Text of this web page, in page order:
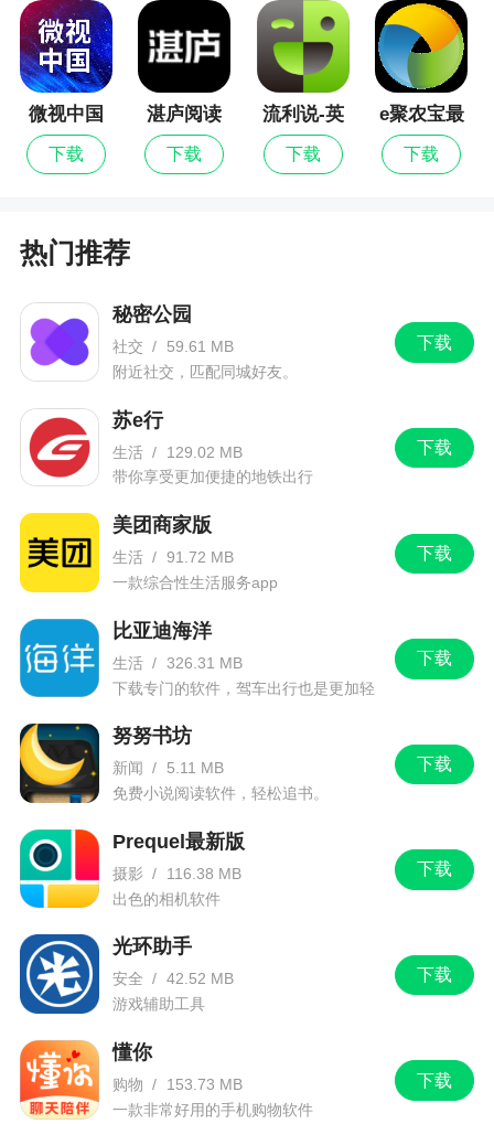
「语音评论」表达不止文字，用语音传递听歌
心情
「音效调音台」随心调节歌曲更多风格，保存
调音一键畅听
===往期更新====
细节更清晰
器邀你体验
「听书页」动态封面高燃片段，找书听书更沉
「歌词页」轻盈系列视觉焕新，灵动歌词质感
升级
微视中国
下载
湛庐阅读
下载
流利说-英
语
下载
e聚农宝最
新版
下载
热门推荐
下载
秘密公园
社交 /
59.61 MB
附近社交，匹配同城好友。
下载
苏e行
生活 /
129.02 MB
带你享受更加便捷的地铁出行
下载
美团商家版
生活 / 91.72 MB
一款综合性生活服务app
下载
比亚迪海洋
生活 / 326.31 MB
下载专门的软件，驾车出行也是更加轻
下载
努努书坊
新闻 /
5.11 MB
免费小说阅读软件，轻松追书。
下载
Prequel最新版
摄影 /
116.38 MB
出色的相机软件
下载
光环助手
安全 / 42.52 MB
游戏辅助工具
下载
懂你
购物 /
153.73 MB
一款非常好用的手机购物软件